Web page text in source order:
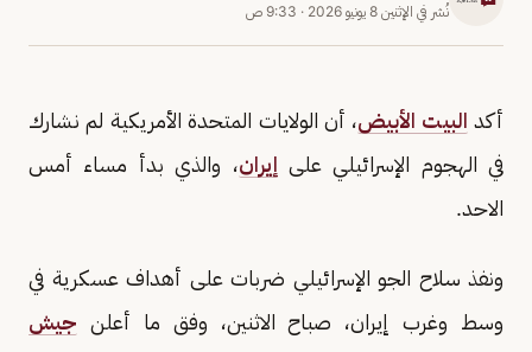
نُشر في الإثنين 8 يونيو 2026 · 9:33 ص
أكد ‏ البيت الأبيض، أن الولايات المتحدة الأمريكية لم نشارك
في الهجوم الإسرائيلي على إيران، والذي بدأ مساء أمس
الاحد.
ونفذ سلاح الجو الإسرائيلي ضربات على أهداف عسكرية في
وسط وغرب إيران، صباح الاثنين، وفق ما أعلن جيش